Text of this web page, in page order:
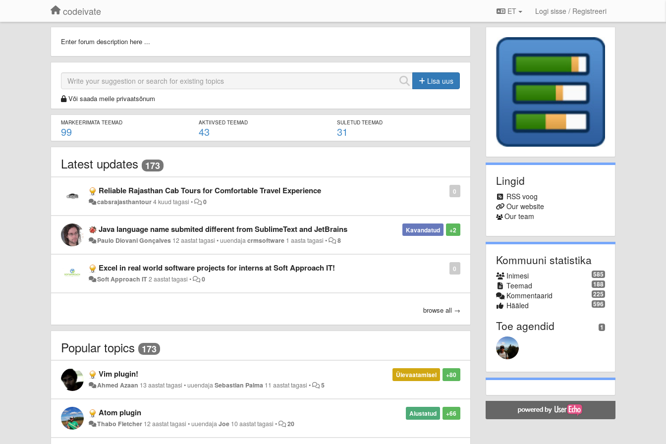
codeivate ET Logi sisse / Registreeri
Enter forum description here ...
Lisa uus
Või saada meile privaatsõnum
MARKEERIMATA TEEMAD
99
AKTIIVSED TEEMAD
43
SULETUD TEEMAD
31
Latest updates 173
0
Reliable Rajasthan Cab Tours for Comfortable Travel Experience
cabsrajasthantour4 kuud tagasi • 0
+2
Kavandatud
Java language name submited different from SublimeText and JetBrains
Paulo Diovani Gonçalves 12 aastat tagasi •uuendajacrmsoftware 1 aasta tagasi • 8
0
Excel in real world software projects for interns at Soft Approach IT!
Soft Approach IT2 aastat tagasi • 0
browse all →
Popular topics 173
+80
Ülevaatamisel
Vim plugin!
Ahmed Azaan 13 aastat tagasi •uuendajaSebastian Palma 11 aastat tagasi • 5
+66
Alustatud
Atom plugin
Thabo Fletcher 12 aastat tagasi •uuendajaJoe 10 aastat tagasi • 20
Lingid
RSS voog
Our website
Our team
Kommuuni statistika
585
Inimesi
188
Teemad
225
Kommentaarid
596
Hääled
1
Toe agendid